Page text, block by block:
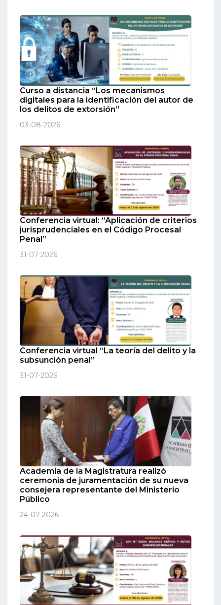
Curso a distancia “Los mecanismos
digitales para la identificación del autor de
los delitos de extorsión”
03-08-2026
Conferencia virtual: “Aplicación de criterios
jurisprudenciales en el Código Procesal
Penal”
31-07-2026
Conferencia virtual “La teoría del delito y la
subsunción penal”
31-07-2026
Academia de la Magistratura realizó
ceremonia de juramentación de su nueva
consejera representante del Ministerio
Público
24-07-2026